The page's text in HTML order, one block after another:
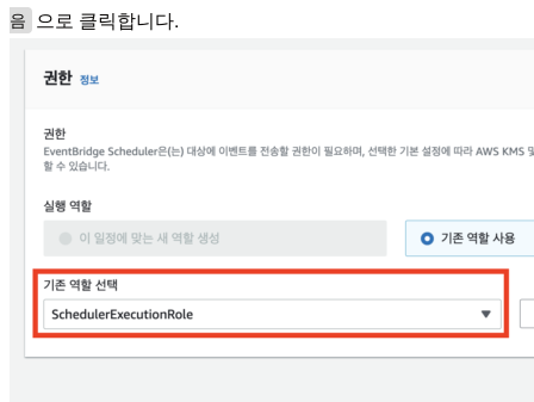
음
으로 클릭합니다.